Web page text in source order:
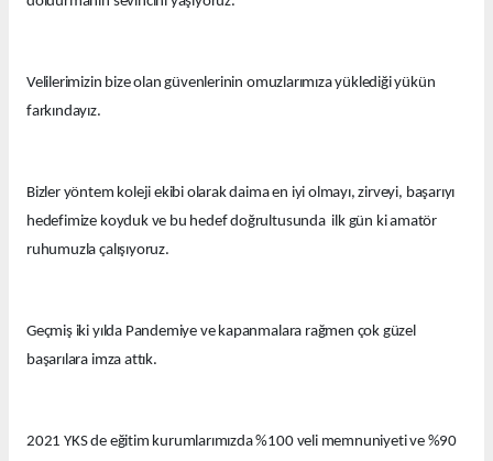
Velilerimizin bize olan güvenlerinin omuzlarımıza yüklediği yükün
farkındayız.
Bizler yöntem koleji ekibi olarak daima en iyi olmayı, zirveyi, başarıyı
hedefimize koyduk ve bu hedef doğrultusunda ilk gün ki amatör
ruhumuzla çalışıyoruz.
Geçmiş iki yılda Pandemiye ve kapanmalara rağmen çok güzel
başarılara imza attık.
2021 YKS de eğitim kurumlarımızda %100 veli memnuniyeti ve %90